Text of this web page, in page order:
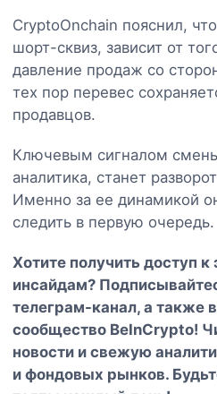
CryptoOnchain пояснил,
шорт-сквиз, зависит от
давление продаж со
тех пор перевес
продавцов.
Ключевым сигналом
аналитика, станет
Именно за ее динамикой
следить в первую очередь.
Хотите получить доступ
инсайдам?
телеграм-канал, а также
сообщество BeInCrypto!
новости и свежую
и фондовых рынков.